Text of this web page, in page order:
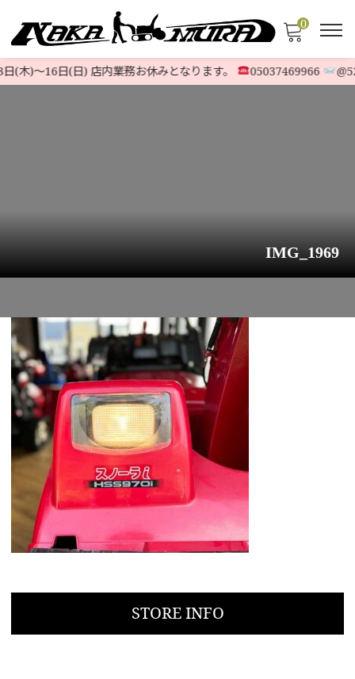
0
(木)〜16日(日) 店内業務お休みとなります。 05037469966
IMG_1969
STORE INFO